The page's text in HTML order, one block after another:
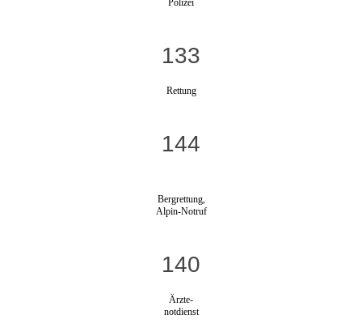
Polizei
133
Rettung
144
Bergrettung,
Alpin-Notruf
140
Ärzte-
notdienst